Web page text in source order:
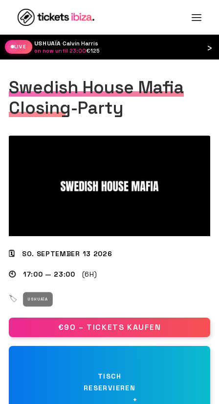
GET THE APP
SUCHEN
LIVE USHUAÏA·Calvin Harris
on now until 23:00·€125 ›
Swedish House Mafia
Closing-Party
🗓 SO. SEPTEMBER 13 2026
🕙 17:00 — 23:00 (6H)
🏷 USHUAÏA
€90 – TICKETS KAUFEN
TISCH
RESERVIEREN